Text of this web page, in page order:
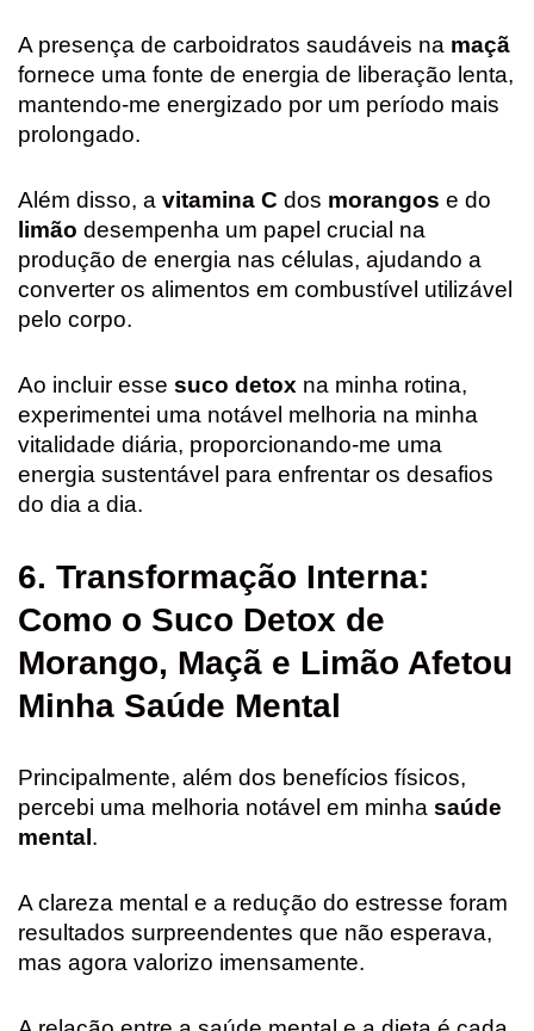
A presença de carboidratos saudáveis na maçã
fornece uma fonte de energia de liberação lenta,
mantendo-me energizado por um período mais
prolongado.
Além disso, a vitamina C dos morangos e do
limão desempenha um papel crucial na
produção de energia nas células, ajudando a
converter os alimentos em combustível utilizável
pelo corpo.
Ao incluir esse suco detox na minha rotina,
experimentei uma notável melhoria na minha
vitalidade diária, proporcionando-me uma
energia sustentável para enfrentar os desafios
do dia a dia.
6. Transformação Interna:
Como o Suco Detox de
Morango, Maçã e Limão Afetou
Minha Saúde Mental
Principalmente, além dos benefícios físicos,
percebi uma melhoria notável em minha saúde
mental .
A clareza mental e a redução do estresse foram
resultados surpreendentes que não esperava,
mas agora valorizo imensamente.